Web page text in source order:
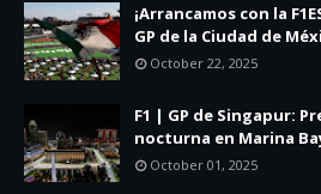
¡Arrancamos con la
GP de la Ciudad de
October 22, 2025
F1 | GP de Singapur:
nocturna en Marina
October 01, 2025